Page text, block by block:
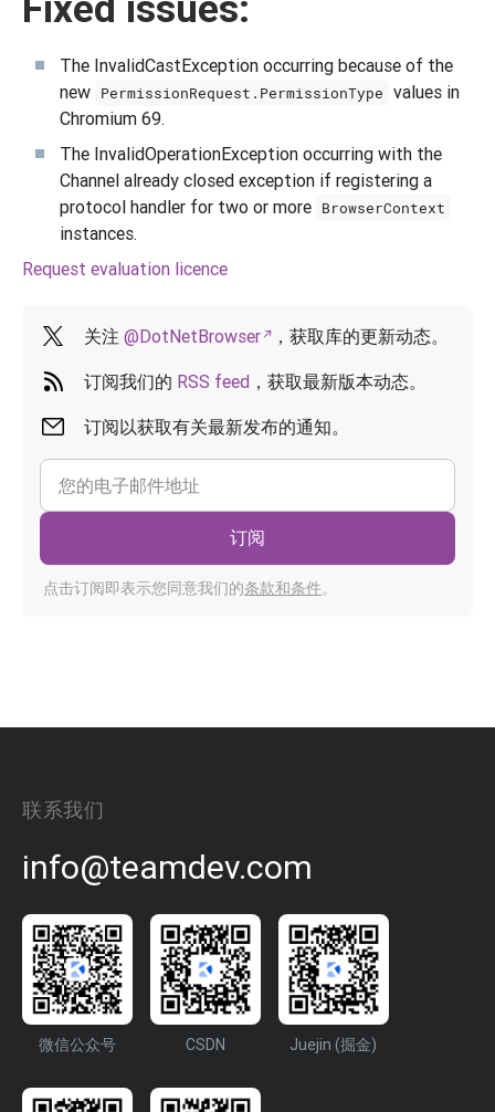
The InvalidCastException occurring because of the
new PermissionRequest.PermissionType values in
Chromium 69.
The InvalidOperationException occurring with the
Channel already closed exception if registering a
protocol handler for two or more BrowserContext
instances.
Request evaluation licence
关注 @DotNetBrowser ，获取库的更新动态。
订阅我们的 RSS feed ，获取最新版本动态。
订阅以获取有关最新发布的通知。
订阅
点击订阅即表示您同意我们的条款和条件。
联系我们
info@teamdev.com
微信公众号 CSDN Juejin (掘金)